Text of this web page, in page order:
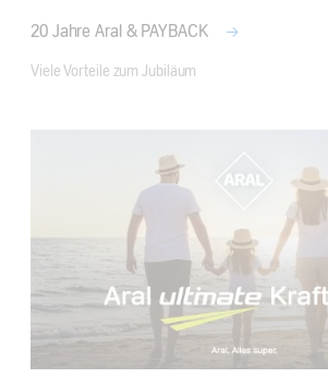
20 Jahre Aral & PAYBACK
Viele Vorteile zum Jubiläum